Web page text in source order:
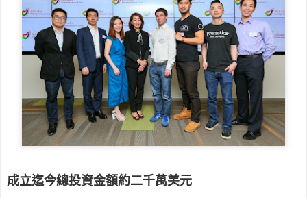
成立迄今總投資金額約二千萬美元